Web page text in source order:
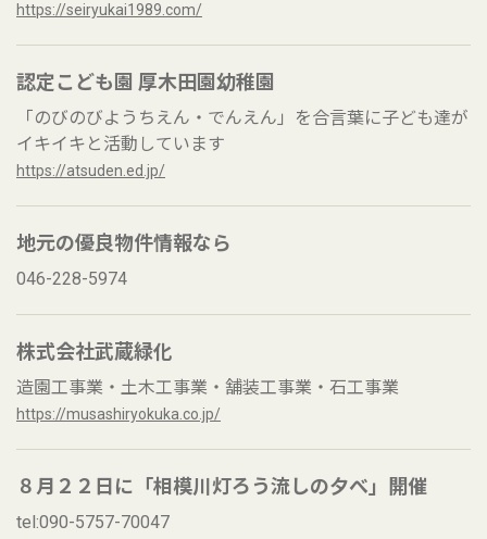
https://seiryukai1989.com/
認定こども園 厚木田園幼稚園
「のびのびようちえん・でんえん」を合言葉に子ども達が
イキイキと活動しています
https://atsuden.ed.jp/
地元の優良物件情報なら
046-228-5974
株式会社武蔵緑化
造園工事業・土木工事業・舗装工事業・石工事業
https://musashiryokuka.co.jp/
８月２２日に「相模川灯ろう流しの夕べ」開催
tel:090-5757-70047